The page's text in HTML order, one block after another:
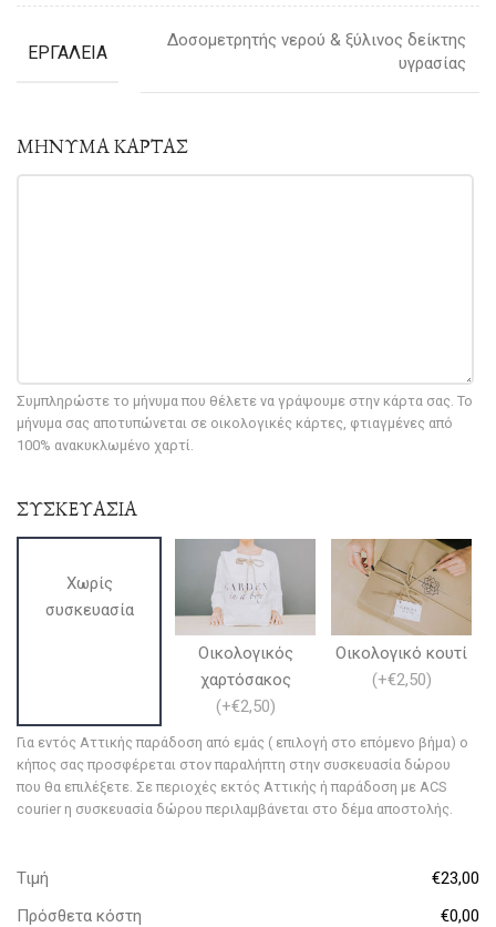
ΕΡΓΑΛΕΙΑ
Δοσομετρητής νερού & ξύλινος δείκτης
υγρασίας
ΜΗΝΥΜΑ ΚΑΡΤΑΣ
Συμπληρώστε το μήνυμα που θέλετε να γράψουμε στην κάρτα σας. Το
μήνυμα σας αποτυπώνεται σε οικολογικές κάρτες, φτιαγμένες από
100% ανακυκλωμένο χαρτί.
ΣΥΣΚΕΥΑΣΙΑ
Χωρίς
συσκευασία
Οικολογικός
χαρτόσακος
(+€2,50)
Οικολογικό κουτί
(+€2,50)
Για εντός Αττικής παράδοση από εμάς ( επιλογή στο επόμενο βήμα) ο
κήπος σας προσφέρεται στον παραλήπτη στην συσκευασία δώρου
που θα επιλέξετε. Σε περιοχές εκτός Αττικής ή παράδοση με ACS
courier η συσκευασία δώρου περιλαμβάνεται στο δέμα αποστολής.
Τιμή
€23,00
Πρόσθετα κόστη
€0,00